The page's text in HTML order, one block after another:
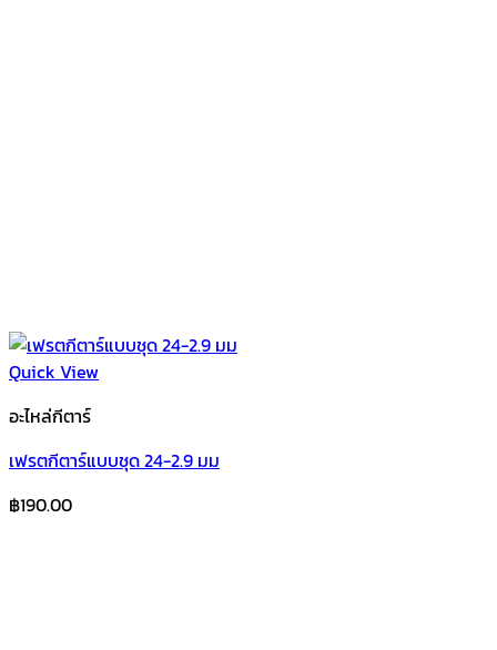
Quick View
อะไหล่กีตาร์
เฟรตกีตาร์แบบชุด 24-2.9 มม
฿190.00